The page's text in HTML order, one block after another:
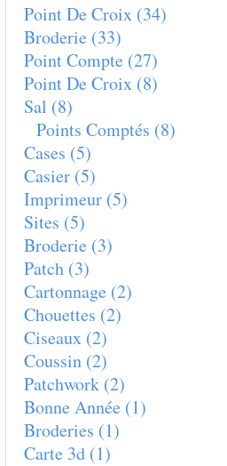
Point De Croix (34)
Broderie (33)
Point Compte (27)
Point De Croix (8)
Sal (8)
Points Comptés (8)
Cases (5)
Casier (5)
Imprimeur (5)
Sites (5)
Broderie (3)
Patch (3)
Cartonnage (2)
Chouettes (2)
Ciseaux (2)
Coussin (2)
Patchwork (2)
Bonne Année (1)
Broderies (1)
Carte 3d (1)